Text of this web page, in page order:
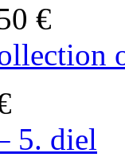
€
5. diel